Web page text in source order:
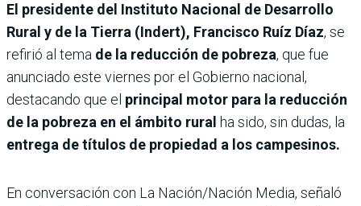
El presidente del Instituto Nacional de Desarrollo
Rural y de la Tierra (Indert), Francisco Ruíz Díaz, se
refirió al tema de la reducción de pobreza, que fue
anunciado este viernes por el Gobierno nacional,
destacando que el principal motor para la reducción
de la pobreza en el ámbito rural ha sido, sin dudas, la
entrega de títulos de propiedad a los campesinos.
En conversación con La Nación/Nación Media, señaló